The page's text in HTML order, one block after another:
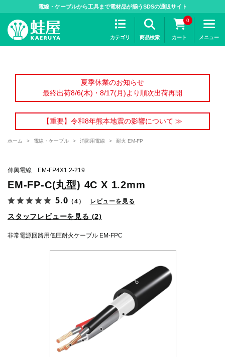
電線・ケーブルから工具まで電材品が揃うSDSの通販サイト
カテゴリ 商品検索
0
カート メニュー
夏季休業のお知らせ
最終出荷8/6(木)・8/17(月)より順次出荷再開
【重要】令和8年熊本地震の影響について ≫
ホーム > 電線・ケーブル > 消防用電線 > 耐火 EM-FP
伸興電線 EM-FP4X1.2-219
EM-FP-C(丸型) 4C X 1.2mm
5.0 （4） レビューを見る
スタッフレビューを見る (2)
非常電源回路用低圧耐火ケーブル EM-FPC